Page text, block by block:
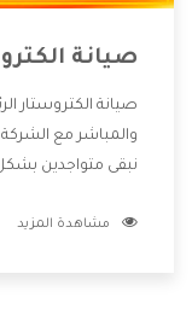
صيانة
صيانة الكتروستار
والمباشر مع
نبقى متواجدين
الشركة بها والتى
مشاهدة المزيد